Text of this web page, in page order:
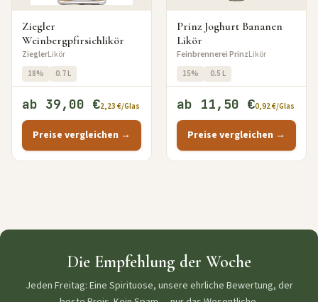
Ziegler
Weinbergpfirsichlikör
ZieglerLikör
18% 0.7 L
ab 39,00 €2,23 €/Glas
Preise vergleichen →
Prinz Joghurt Bananen
Likör
Feinbrennerei PrinzLikör
15% 0.5 L
ab 11,50 €0,92 €/Glas
Preise vergleichen →
Die Empfehlung der Woche
Jeden Freitag: Eine Spirituose, unsere ehrliche Bewertung, der